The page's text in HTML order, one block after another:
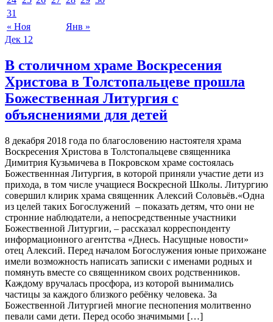
« Ноя Янв »
31
Дек 12
В столичном храме Воскресения
Христова в Толстопальцеве прошла
Божественная Литургия с
объяснениями для детей
8 декабря 2018 года по благословению настоятеля храма
Воскресения Христова в Толстопальцеве священника
Димитрия Кузьмичева в Покровском храме состоялась
Божественнная Литургия, в которой приняли участие дети из
прихода, в том числе учащиеся Воскресной Школы. Литургию
совершил клирик храма священник Алексий Соловьёв.«Одна
из целей таких Богослужений – показать детям, что они не
стронние наблюдатели, а непосредственные участники
Божественной Литургии, – рассказал корреспонденту
информационного агентства «Днесь. Насущные новости»
отец Алексий. Перед началом Богослужения юные прихожане
имели возможность написать записки с именами родных и
помянуть вместе со священником своих родственников.
Каждому вручалась просфора, из которой вынимались
частицы за каждого близкого ребёнку человека. За
Божественной Литургией многие песнопения молитвенно
певали сами дети. Перед особо значимыми […]